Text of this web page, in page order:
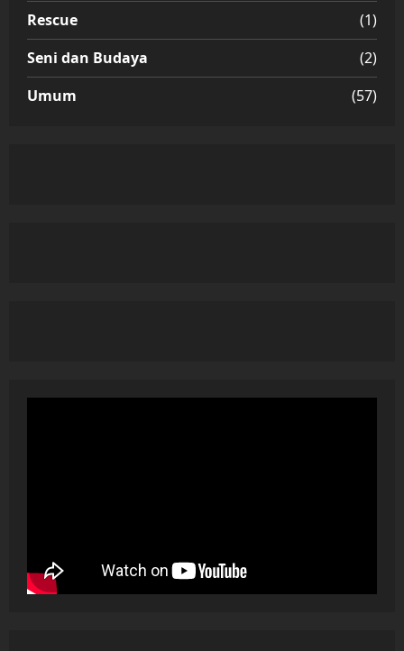
Rescue
(1)
Seni dan Budaya
(2)
Umum
(57)